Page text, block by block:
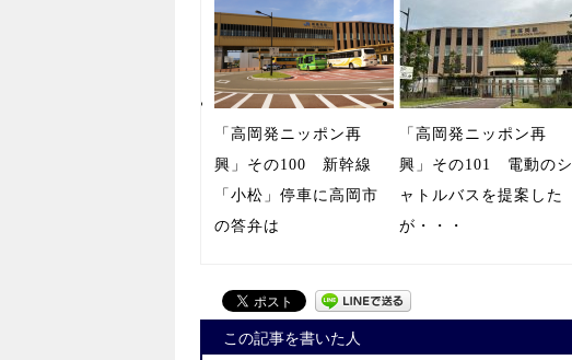
「高岡発ニッポン再
興」その100 新幹線
「小松」停車に高岡市
の答弁は
「高岡発ニッポン再
興」その101 電動のシ
ャトルバスを提案した
が・・・
この記事を書いた人